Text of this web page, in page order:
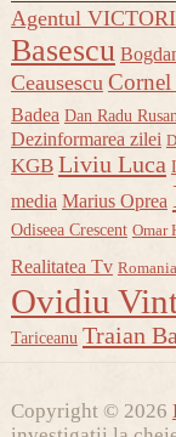
Agentul
Basescu
Ceausescu Cornel
Badea Dan Radu
Dezinformarea zilei
KGB Liviu Luca
media Marius Oprea
Odiseea Crescent Omar
Realitatea Tv Romania
Ovidiu
Tariceanu Traian
Copyright © 2026